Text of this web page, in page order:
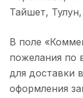
Тайшет,
В поле
пожелания по
для доставки
оформления